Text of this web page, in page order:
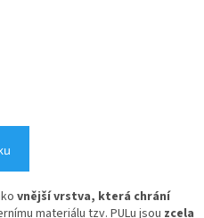
vnější vrstva, která chrání
materiálu tzv. PULu jsou zcela